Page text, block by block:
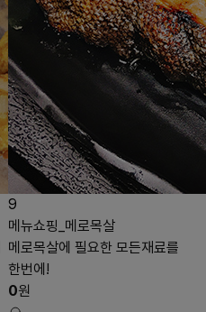
9
메뉴쇼핑_메로목살
메로목살에 필요한 모든재료를
한번에!
0원